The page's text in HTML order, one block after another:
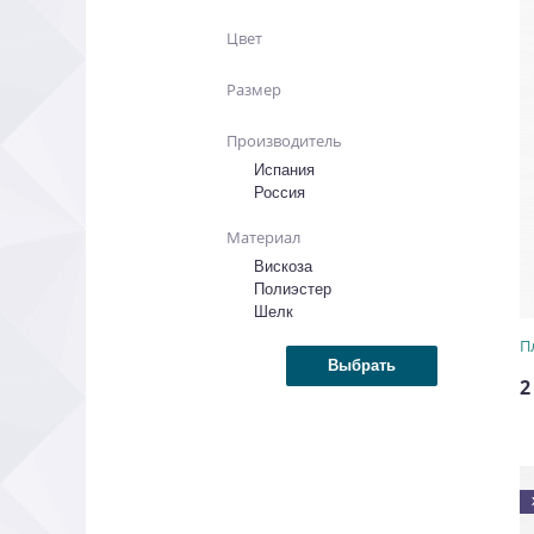
Цвет
Размер
Производитель
Испания
Россия
Материал
Вискоза
Полиэстер
Шелк